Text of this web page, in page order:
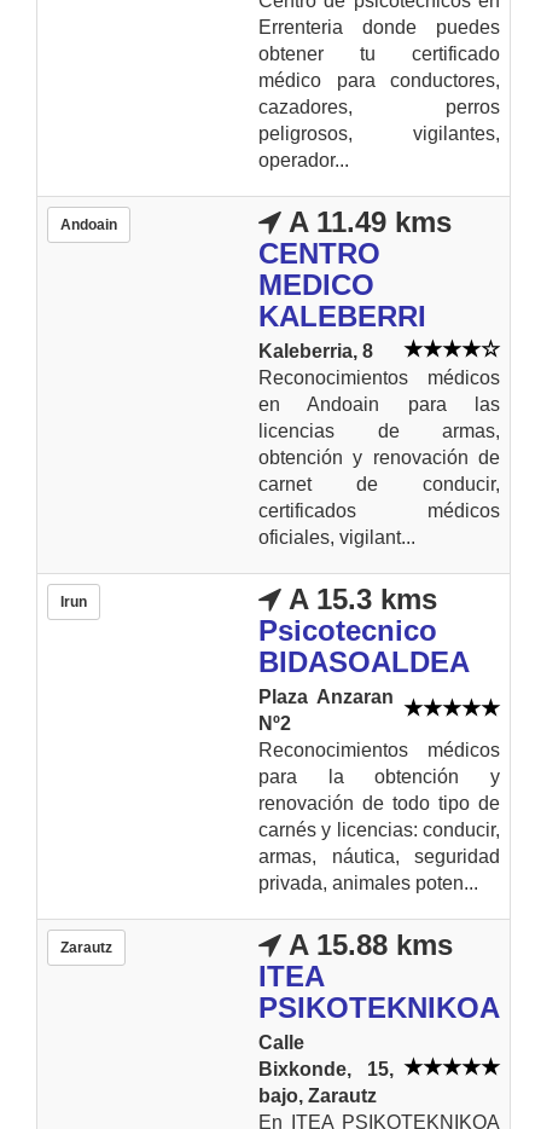
Errenteria donde puedes
obtener tu certificado
médico para conductores,
cazadores, perros
peligrosos, vigilantes,
operador...
Andoain
A 11.49 kms
CENTRO
MEDICO
KALEBERRI
Kaleberria, 8
Reconocimientos médicos
en Andoain para las
licencias de armas,
obtención y renovación de
carnet de conducir,
certificados médicos
oficiales, vigilant...
Irun
A 15.3 kms
Psicotecnico
BIDASOALDEA
Plaza Anzaran
Nº2
Reconocimientos médicos
para la obtención y
renovación de todo tipo de
carnés y licencias: conducir,
armas, náutica, seguridad
privada, animales poten...
Zarautz
A 15.88 kms
ITEA
PSIKOTEKNIKOA
Calle
Bixkonde, 15,
bajo, Zarautz
En ITEA PSIKOTEKNIKOA